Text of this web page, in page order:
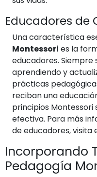
Educadores de
Una característica
Montessori es la
educadores. Siempre
aprendiendo y
prácticas
reciban una
principios
efectiva. Para más
de educadores, visita
Incorporando
Pedagogía